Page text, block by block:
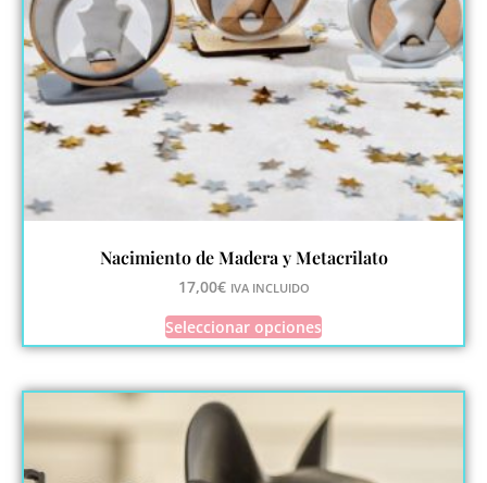
Nacimiento de Madera y Metacrilato
17,00€ IVA INCLUIDO
Seleccionar opciones